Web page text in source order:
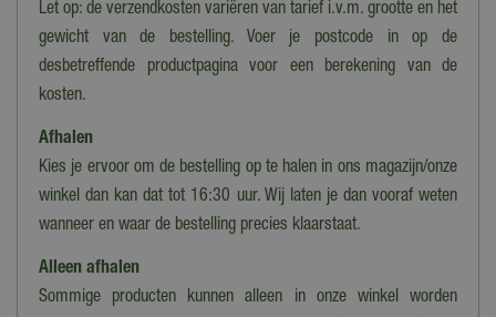
Let op: de verzendkosten variëren van tarief i.v.m. grootte en het
gewicht van de bestelling. Voer je postcode in op de
desbetreffende productpagina voor een berekening van de
kosten.
Afhalen
Kies je ervoor om de bestelling op te halen in ons magazijn/onze
winkel dan kan dat tot 16:30 uur. Wij laten je dan vooraf weten
wanneer en waar de bestelling precies klaarstaat.
Alleen afhalen
Sommige producten kunnen alleen in onze winkel worden